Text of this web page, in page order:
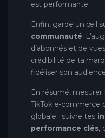
est performante.
Enfin, garde un œil
communauté.
d’abonnés et de
crédibilité de ta
fidéliser son
En résumé, mesurer
TikTok e-commerce
globale : suivre tes
performance clés,